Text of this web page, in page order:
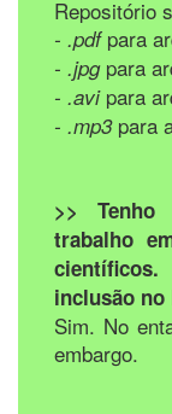
Repositório
- .pdfpara
- .jpgpara
- .avipara
- .mp3para
>>
trabalho
inclusão
Sim. No
embargo.